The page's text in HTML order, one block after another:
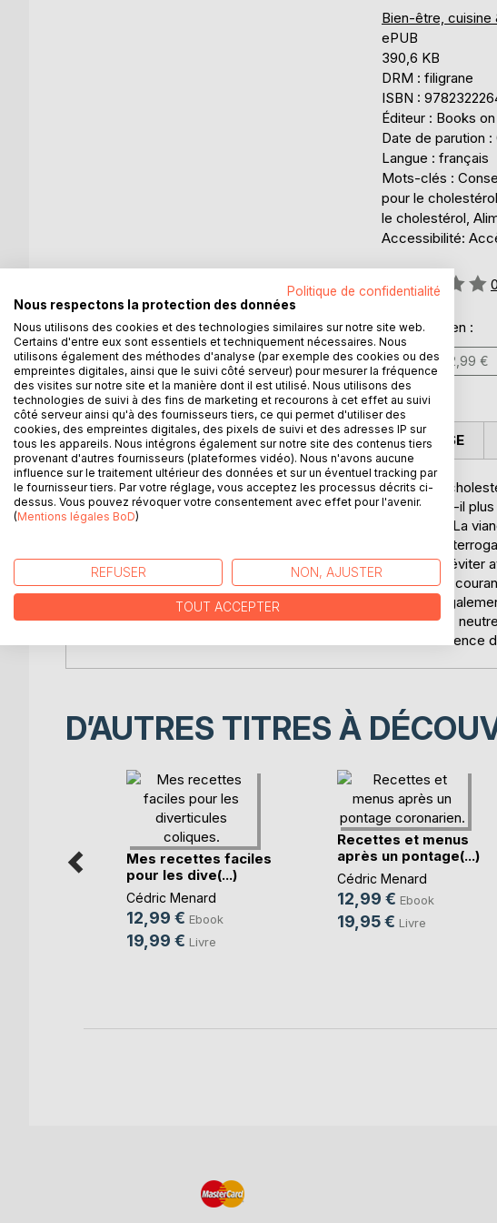
Bien-être, cuisine
ePUB
390,6 KB
DRM : filigrane
ISBN :
Éditeur : Books
Date de parution
Langue : français
Mots-clés :
pour le
le cholestérol,
Accessibilité:
0
Disponible en :
LIVRE 22,99 €
DESCRIPTION
Comment cuisiner parfaitement le maquereau avec mon
braisé, en meunière, en beignet... ? Et la cerise, me sera-t-il
confiture, ou en beignet... ? Et concernant le chou-fleur ? La
coup d'oeil ce dictionnaire des aliments répondra à vos
conservation des aliments à favoriser ou à plus ou moins
par ordre alphabétique, tous les aliments de l'alimentation
meunière, en braisé, grillé, poché, en ragoût, etc.) mais
au sirop, surgelé, fumé, etc.) de la façon suivante : positif,
et enfin très vivement déconseillé voire interdit. Une référence
AUTEUR(S) CRITIQUES PRESSE
D’AUTRES TITRES À
Mes recettes faciles
pour les dive(...)
Cédric Menard
12,99 € Ebook
19,99 € Livre
Recettes et menus
après un pontage(...)
Cédric Menard
12,99 € Ebook
19,95 € Livre
Politique de confidentialité
Nous respectons la protection des données
Nous utilisons des cookies et des technologies similaires sur notre site web.
Certains d'entre eux sont essentiels et techniquement nécessaires. Nous
utilisons également des méthodes d'analyse (par exemple des cookies ou des
empreintes digitales, ainsi que le suivi côté serveur) pour mesurer la fréquence
des visites sur notre site et la manière dont il est utilisé. Nous utilisons des
technologies de suivi à des fins de marketing et recourons à cet effet au suivi
côté serveur ainsi qu'à des fournisseurs tiers, ce qui permet d'utiliser des
cookies, des empreintes digitales, des pixels de suivi et des adresses IP sur
tous les appareils. Nous intégrons également sur notre site des contenus tiers
provenant d'autres fournisseurs (plateformes vidéo). Nous n'avons aucune
influence sur le traitement ultérieur des données et sur un éventuel tracking par
le fournisseur tiers. Par votre réglage, vous acceptez les processus décrits ci-
dessus. Vous pouvez révoquer votre consentement avec effet pour l'avenir.
(Mentions légales BoD)
REFUSER NON, AJUSTER
TOUT ACCEPTER